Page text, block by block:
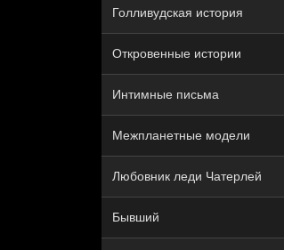
Голливудская история
Откровенные истории
Интимные письма
Межпланетные модели
Любовник леди Чатерлей
Бывший